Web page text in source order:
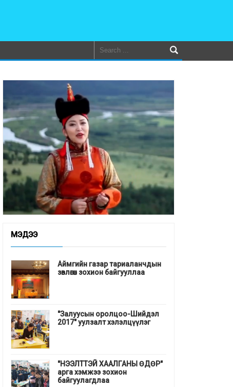
МЭДЭЭ
Аймгийн газар тариаланчдын
зөвлөгөөн зохион байгууллаа
"Залуусын оролцоо-Шийдэл
2017" уулзалт хэлэлцүүлэг
"НЭЭЛТТЭЙ ХААЛГАНЫ ӨДӨР"
арга хэмжээ зохион
байгуулагдлаа